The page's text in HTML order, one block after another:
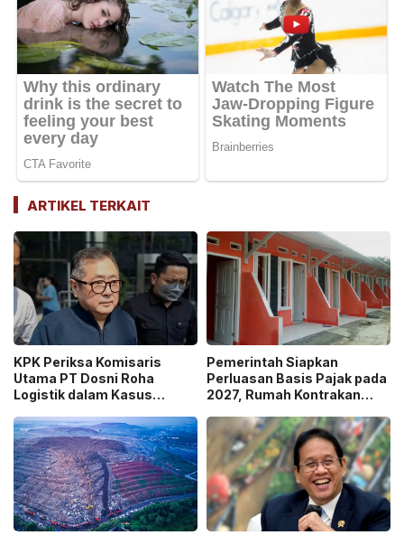
ARTIKEL TERKAIT
KPK Periksa Komisaris
Utama PT Dosni Roha
Logistik dalam Kasus
Pengangkutan Bansos!
Pemerintah Siapkan
Perluasan Basis Pajak pada
2027, Rumah Kontrakan
Pengawasan!